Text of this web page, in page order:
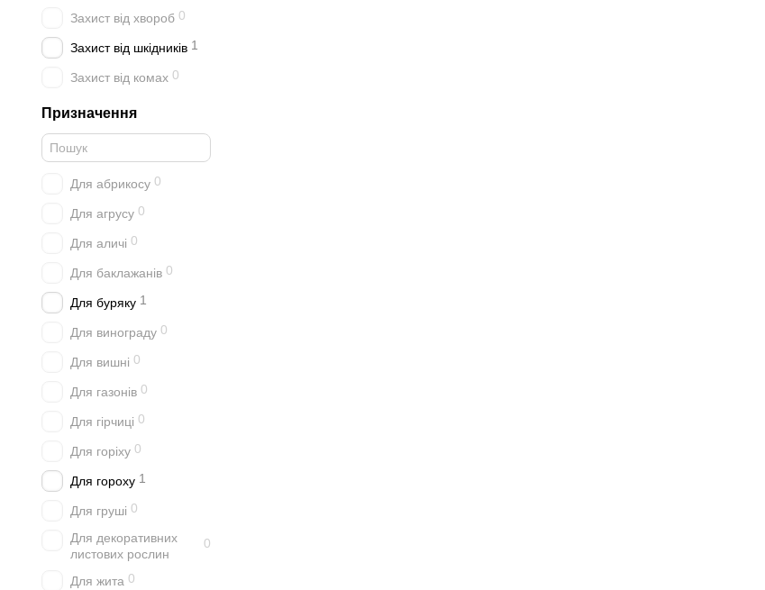
Захист від хвороб 0
Захист від шкідників 1
Захист від комах 0
Призначення
Для абрикосу 0
Для агрусу 0
Для аличі 0
Для баклажанів 0
Для буряку 1
Для винограду 0
Для вишні 0
Для газонів 0
Для гірчиці 0
Для горіху 0
Для гороху 1
Для груші 0
Для декоративних
листових рослин
0
Для жита 0